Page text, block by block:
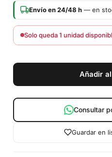
Envío en 24/48 h — en
Solo queda 1 unidad
Añadir
Consultar
Guardar en